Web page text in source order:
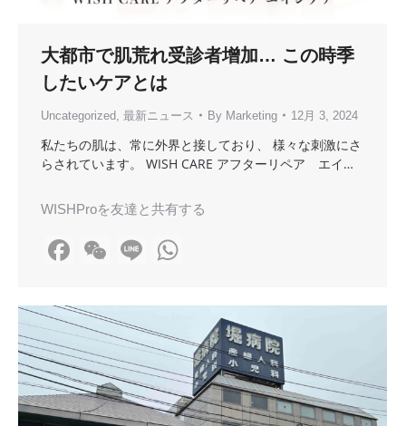
大都市で肌荒れ受診者增加… この時季
したいケアとは
Uncategorized 最新ニュース By Marketing 12月 3, 2024
私たちの肌は、常に外界と接しており、 様々な刺激にさ
らされています。 WISH CARE アフターリペア エイ…
WISHProを友達と共有する
Facebook
WeChat
Line